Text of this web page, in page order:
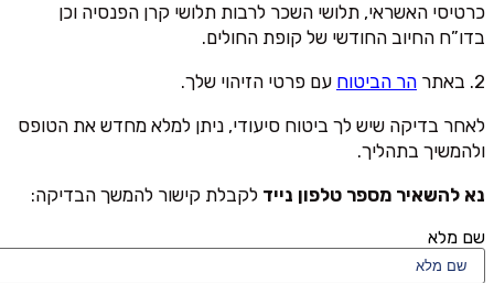
כרטיסי האשראי, תלושי השכר לרבות תלושי קרן הפנסיה וכן
בדו”ח החיוב החודשי של קופת החולים.
2. באתר
הר הביטוח עם פרטי הזיהוי שלך.
לאחר בדיקה שיש לך ביטוח סיעודי, ניתן למלא מחדש את הטופס
ולהמשיך בתהליך.
נא להשאיר מספר טלפון נייד לקבלת קישור להמשך הבדיקה:
שם מלא